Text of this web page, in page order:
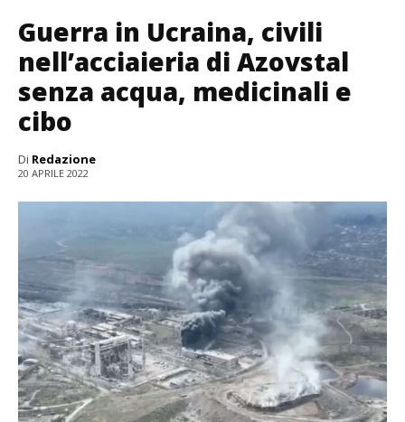
Guerra in Ucraina, civili
nell’acciaieria di Azovstal
senza acqua, medicinali e
cibo
Di Redazione
20 APRILE 2022